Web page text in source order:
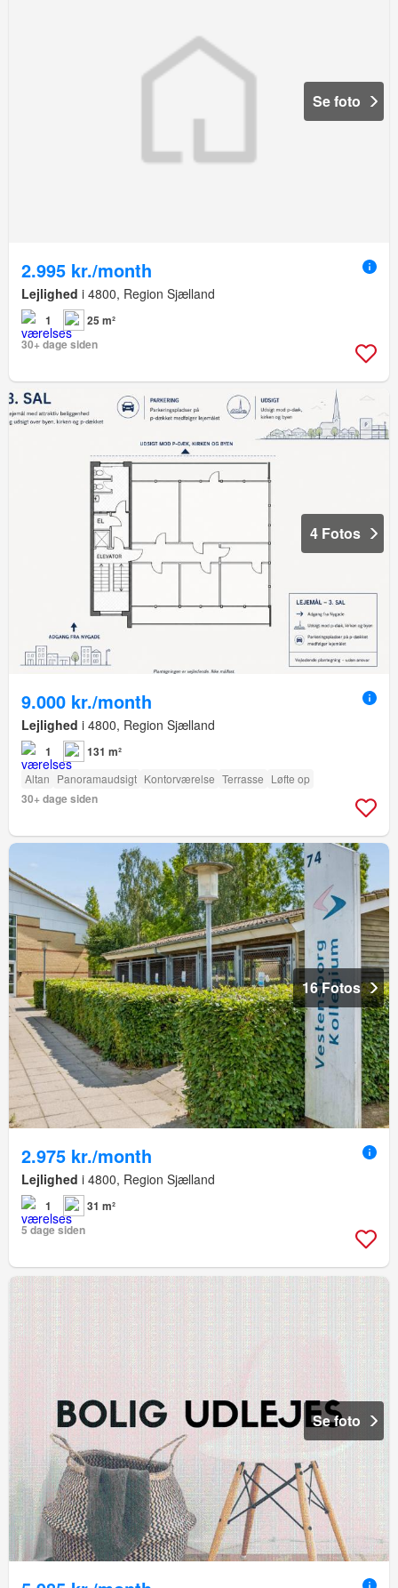
Se foto
2.995 kr./month
Lejlighed i 4800, Region Sjælland
1
25 m²
30+ dage siden
4 Fotos
9.000 kr./month
Lejlighed i 4800, Region Sjælland
1 131 m²
Altan Panoramaudsigt Kontorværelse Terrasse Løfte op
30+ dage siden
16 Fotos
2.975 kr./month
Lejlighed i 4800, Region Sjælland
1
31 m²
5 dage siden
Se foto